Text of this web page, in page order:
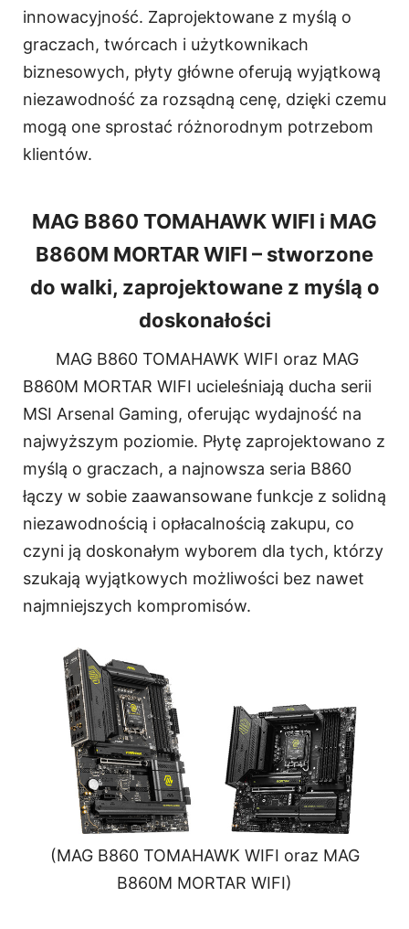
innowacyjność. Zaprojektowane z myślą o
graczach, twórcach i użytkownikach
biznesowych, płyty główne oferują wyjątkową
niezawodność za rozsądną cenę, dzięki czemu
mogą one sprostać różnorodnym potrzebom
klientów.
MAG B860 TOMAHAWK WIFI i MAG
B860M MORTAR WIFI – stworzone
do walki, zaprojektowane z myślą o
doskonałości
MAG B860 TOMAHAWK WIFI oraz MAG
B860M MORTAR WIFI ucieleśniają ducha serii
MSI Arsenal Gaming, oferując wydajność na
najwyższym poziomie. Płytę zaprojektowano z
myślą o graczach, a najnowsza seria B860
łączy w sobie zaawansowane funkcje z solidną
niezawodnością i opłacalnością zakupu, co
czyni ją doskonałym wyborem dla tych, którzy
szukają wyjątkowych możliwości bez nawet
najmniejszych kompromisów.
(MAG B860 TOMAHAWK WIFI oraz MAG
B860M MORTAR WIFI)